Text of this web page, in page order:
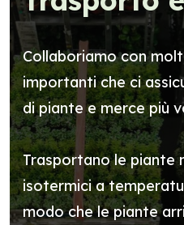
Collaboriamo con
importanti che ci
di piante e merce più
Trasportano le piante
isotermici a
modo che le piante